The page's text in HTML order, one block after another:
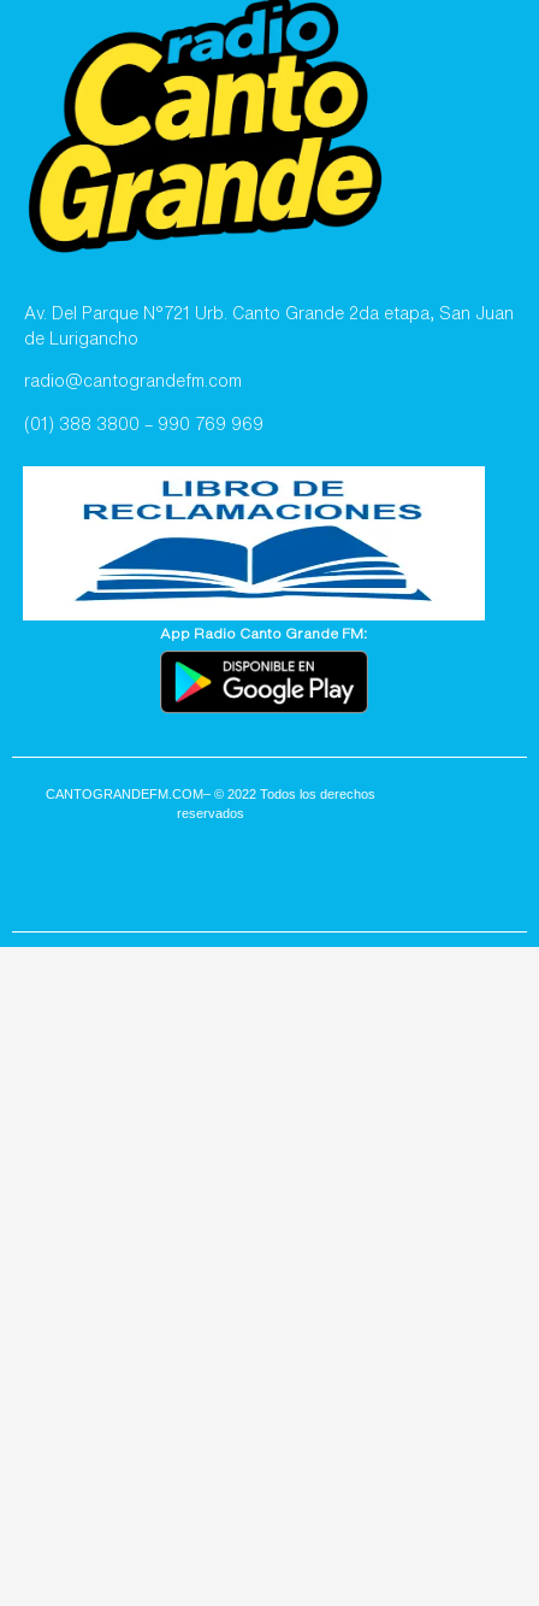
Av. Del Parque N°721 Urb. Canto Grande 2da etapa, San Juan
de Lurigancho
radio@cantograndefm.com
(01) 388 3800 – 990 769 969
App Radio Canto Grande FM:
CANTOGRANDEFM.COM– © 2022 Todos los derechos
reservados